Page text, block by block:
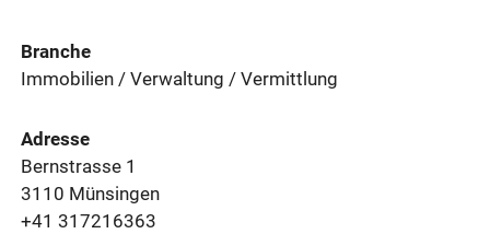
Branche
Immobilien / Verwaltung / Vermittlung
Adresse
Bernstrasse 1
3110 Münsingen
+41 317216363